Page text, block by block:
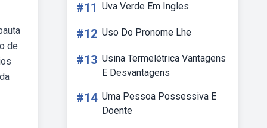
de
#11 Uva Verde Em Ingles
#12 Uso Do Pronome Lhe
#13 Usina Termelétrica Vantagens
E Desvantagens
#14 Uma Pessoa Possessiva E
Doente